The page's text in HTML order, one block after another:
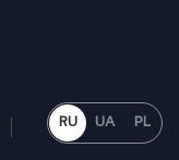
RU UA PL